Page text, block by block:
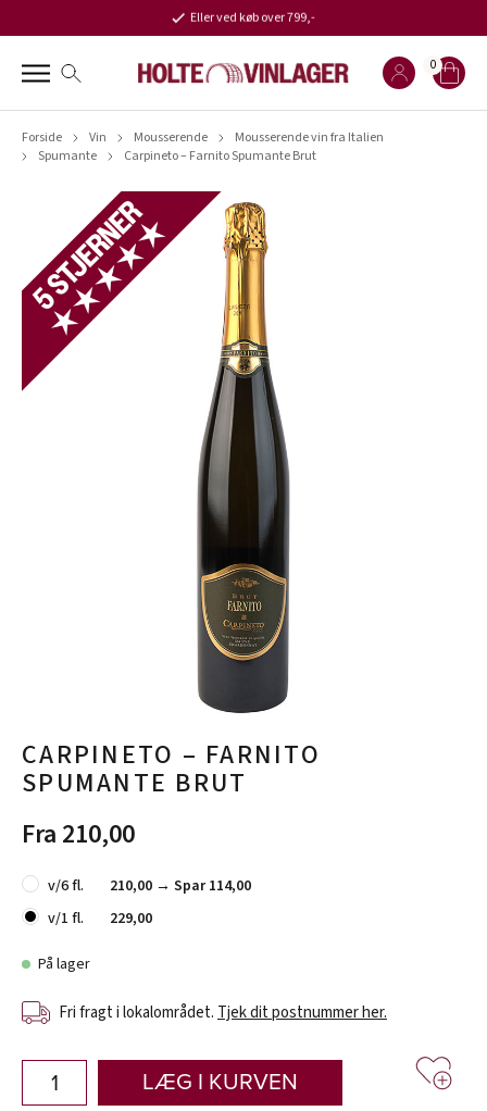
Eller ved køb over 799,-
0
Forside Vin Mousserende
Mousserende vin fra Italien
Spumante
Carpineto – Farnito Spumante Brut
CARPINETO – FARNITO
SPUMANTE BRUT
Fra 210,00
v/6 fl. 210,00 → Spar 114,00
v/1 fl.
229,00
På lager
Fri fragt i lokalområdet. Tjek dit postnummer her.
LÆG I KURVEN